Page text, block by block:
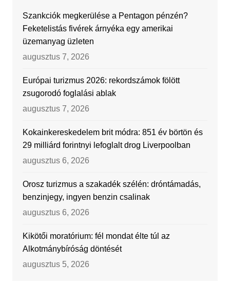
Szankciók megkerülése a Pentagon pénzén?
Feketelistás fivérek árnyéka egy amerikai
üzemanyag üzleten
augusztus 7, 2026
Európai turizmus 2026: rekordszámok fölött
zsugorodó foglalási ablak
augusztus 7, 2026
Kokainkereskedelem brit módra: 851 év börtön és
29 milliárd forintnyi lefoglalt drog Liverpoolban
augusztus 6, 2026
Orosz turizmus a szakadék szélén: dróntámadás,
benzinjegy, ingyen benzin csalinak
augusztus 6, 2026
Kikötői moratórium: fél mondat élte túl az
Alkotmánybíróság döntését
augusztus 5, 2026